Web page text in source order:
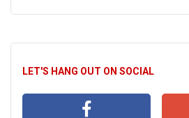
LET'S HANG OUT ON SOCIAL